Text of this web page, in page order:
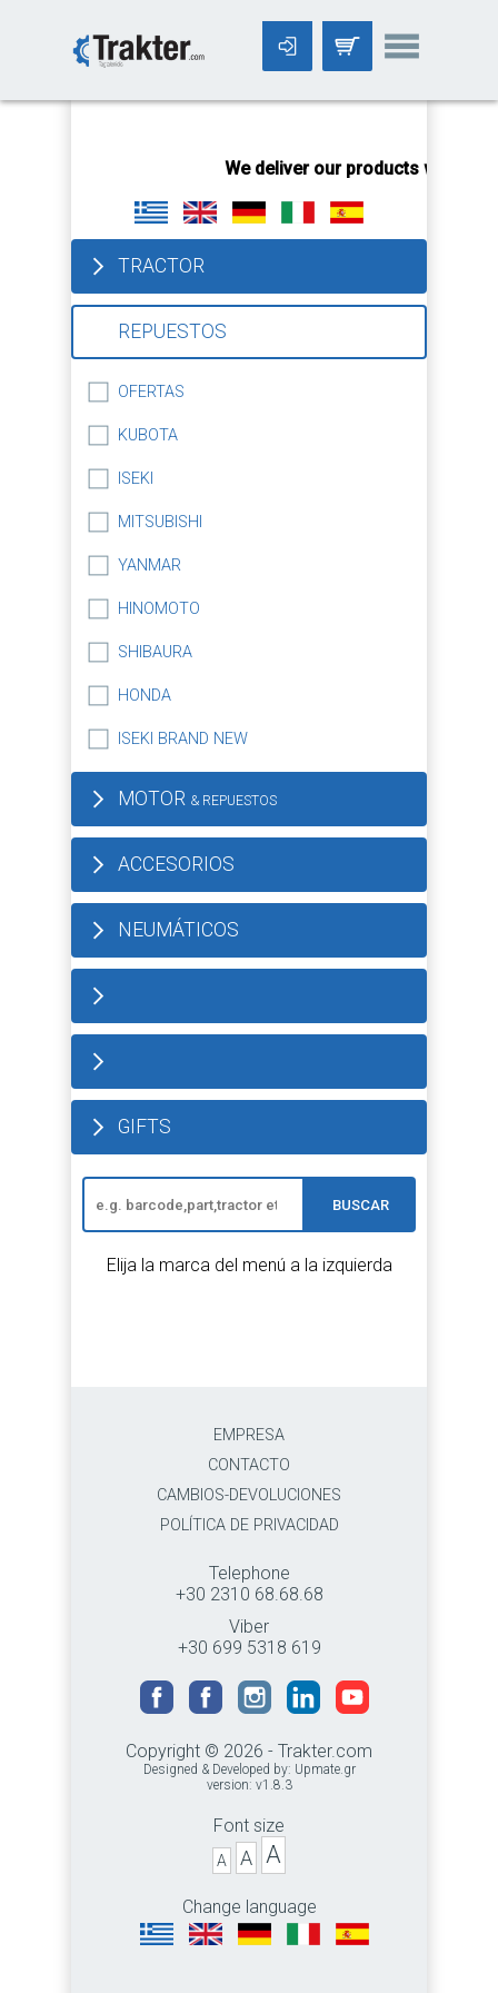
We deliver our products
TRACTOR
REPUESTOS
OFERTAS
KUBOTA
ISEKI
MITSUBISHI
YANMAR
HINOMOTO
SHIBAURA
HONDA
ISEKI BRAND NEW
MOTOR & REPUESTOS
ACCESORIOS
NEUMÁTICOS
GIFTS
BUSCAR
Elija la marca del menú a la izquierda
EMPRESA
CONTACTO
CAMBIOS-DEVOLUCIONES
POLÍTICA DE PRIVACIDAD
Telephone
+30 2310 68.68.68
Viber
+30 699 5318 619
Copyright © 2026 - Trakter.com
Designed & Developed by: Upmate.gr
version: v1.8.3
Font size
A A A
Change language